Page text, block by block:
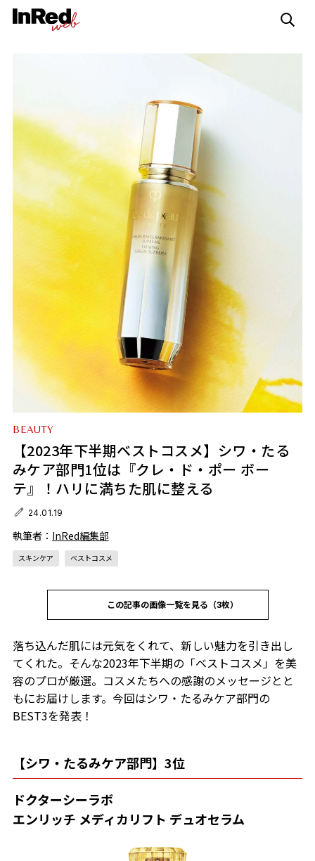
BEAUTY
【2023年下半期ベストコスメ】シワ・たる
みケア部門1位は『クレ・ド・ポー ボー
テ』！ハリに満ちた肌に整える
24.01.19
執筆者： InRed編集部
スキンケア ベストコスメ
この記事の画像一覧を見る（3枚）
落ち込んだ肌には元気をくれて、新しい魅力を引き出し
てくれた――。そんな2023年下半期の「ベストコスメ」を美
容のプロが厳選。コスメたちへの感謝のメッセージとと
もにお届けします。今回はシワ・たるみケア部門の
BEST3を発表！
【シワ・たるみケア部門】3位
ドクターシーラボ
エンリッチ メディカリフト デュオセラム